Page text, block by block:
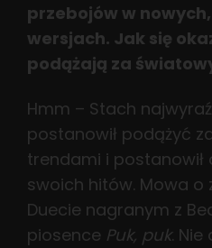
przebojów w
wersjach. Jak się
podążają za
Hmm – Stach
postanowił podążyć
trendami i postanowił
swoich hitów. Mowa o
Duecie nagranym z
piosence Puk, puk. Nie